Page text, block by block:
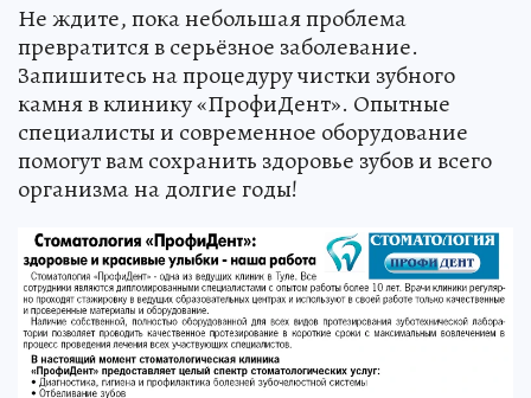
Не ждите, пока небольшая проблема
превратится в серьёзное заболевание.
Запишитесь на процедуру чистки зубного
камня в клинику «ПрофиДент». Опытные
специалисты и современное оборудование
помогут вам сохранить здоровье зубов и всего
организма на долгие годы!